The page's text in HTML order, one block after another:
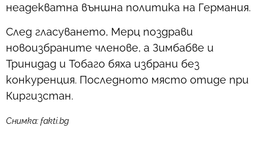
неадекватна външна политика на Германия.
След гласуването, Мерц поздрави
новоизбраните членове, а Зимбабве и
Тринидад и Тобаго бяха избрани без
конкуренция. Последното място отиде при
Киргизстан.
Снимка: fakti.bg